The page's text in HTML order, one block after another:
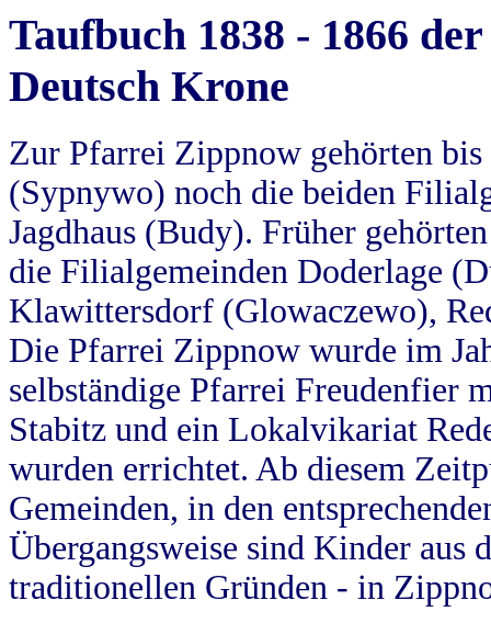
Taufbuch 1838 - 1866
Deutsch Krone
Zur Pfarrei Zippnow gehörten
(Sypnywo) noch die beiden
Jagdhaus (Budy). Früher
die Filialgemeinden Doderlage
Klawittersdorf (Glowaczewo),
Die Pfarrei Zippnow wurde im
selbständige Pfarrei Freudenfier
Stabitz und ein Lokalvikariat
wurden errichtet. Ab diesem
Gemeinden, in den
Übergangsweise sind Kinder aus
traditionellen Gründen - in